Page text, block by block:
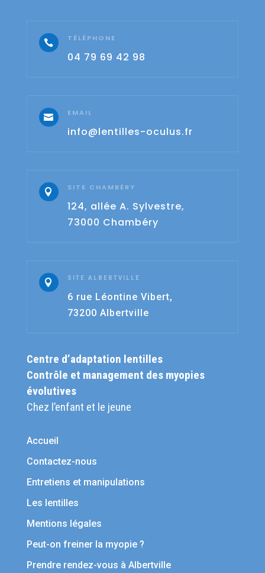
 TÉLÉPHONE
04 79 69 42 98
 EMAIL
info@lentilles-oculus.fr
 SITE CHAMBÉRY
124, allée A. Sylvestre,
73000 Chambéry
 SITE ALBERTVILLE
6 rue Léontine Vibert,
73200 Albertville
Centre d’adaptation lentilles
Contrôle et management des myopies
évolutives
Chez l’enfant et le jeune
Accueil
Contactez-nous
Entretiens et manipulations
Les lentilles
Mentions légales
Peut-on freiner la myopie ?
Prendre rendez-vous à Albertville